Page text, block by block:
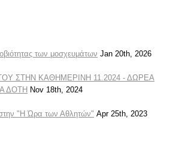
των μοσχευμάτων Jan 20th, 2026
ΣΤΗΝ ΚΑΘΗΜΕΡΙΝΗ 11.2024 - ΔΩΡΕΑ
ΔΟΤΗ Nov 18th, 2024
"Η Ώρα των Αθλητών" Apr 25th, 2023